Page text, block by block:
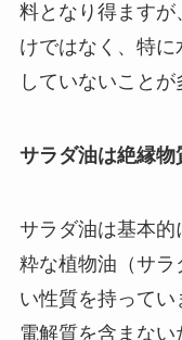
料となり得ます
けではなく、特
していないことが
サラダ油は絶縁物
サラダ油は基本
粋な植物油（サラ
い性質を持って
電解質を含まな